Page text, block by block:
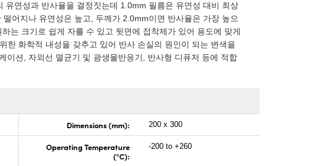
연성과 반사율을 결정짓는데 1.0mm 필름은 유연성 대비 최상
어지나 유연성은 높고, 두께가 2.0mm이면 반사율은 가장 높으
는 크기로 쉽게 자를 수 있고 뒷면에 접착제가 있어 용도에 맞게
한 화학적 내성을 갖추고 있어 반사 손실의 원인이 되는 변색을
이션, 자외선 멸균기 및 광생물반응기, 반사형 디퓨저 등에 적합
Dimensions (mm): 200 x 300
Operating Temperature
(°C):
-200 to +260